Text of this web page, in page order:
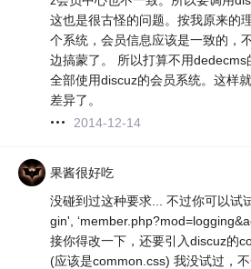
这也是很古怪的问题。按我原来的
个系统，会员信息应该是一致的，
边搞蒙了。 所以打算不用dedecms
全部使用discuz的会员系统。这样
差异了。
2014-12-14
果酱很好吃
没碰到过这种要求... 不过你可以试
gin',
接你得改一下，还要引入discuz的
(应该是common.css) 我没试过，